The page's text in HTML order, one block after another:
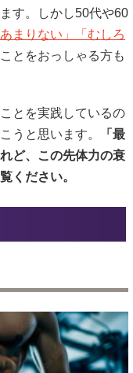
す。しかし50代や60
まりない」「むしろ
とをおっしゃる方も
とを実践しているの
うと思います。
「最
ど、この先体力の衰
ください。